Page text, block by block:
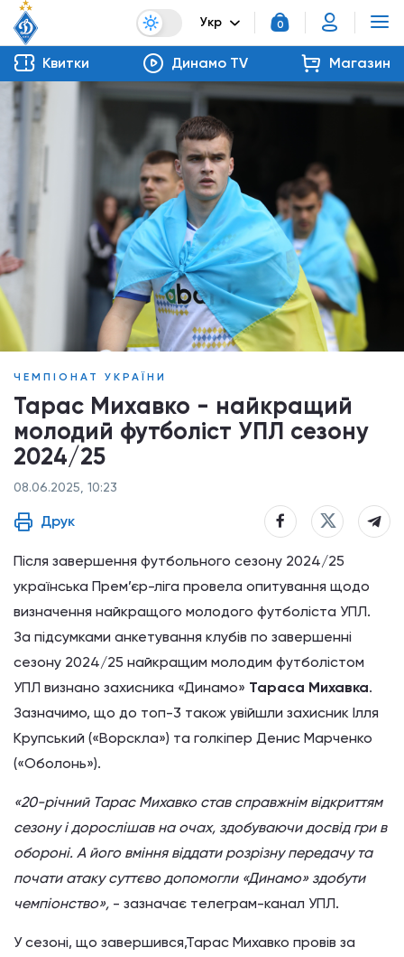
Укр 0
Квитки Динамо TV Магазин
ЧЕМПІОНАТ УКРАЇНИ
Тарас Михавко - найкращий
молодий футболіст УПЛ сезону
2024/25
08.06.2025, 10:23
Друк
Після завершення футбольного сезону 2024/25
українська Прем’єр-ліга провела опитування щодо
визначення найкращого молодого футболіста УПЛ.
За підсумками анкетування клубів по завершенні
сезону 2024/25 найкращим молодим футболістом
УПЛ визнано захисника «Динамо» Тараса Михавка.
Зазначимо, що до топ-3 також увійшли захисник Ілля
Крупський («Ворскла») та голкіпер Денис Марченко
(«Оболонь»).
«20-річний Тарас Михавко став справжнім відкриттям
сезону і дорослішав на очах, здобуваючи досвід гри в
обороні. А його вміння віддати розрізну передачу та
почати атаку суттєво допомогли «Динамо» здобути
чемпіонство», - зазначає телеграм-канал УПЛ.
У сезоні, що завершився,Тарас Михавко провів за